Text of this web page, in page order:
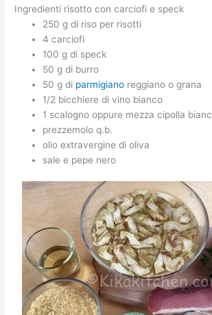
Ingredienti risotto con carciofi e speck
250 g di riso per risotti
4 carciofi
100 g di speck
50 g di burro
50 g di parmigiano reggiano o grana
1/2 bicchiere di vino bianco
1 scalogno oppure mezza cipolla
prezzemolo q.b.
olio extravergine di oliva
sale e pepe nero